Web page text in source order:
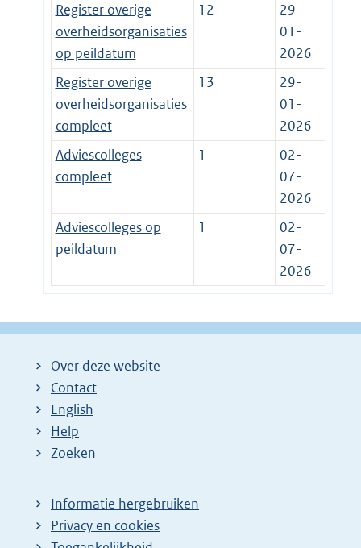
Register overige
overheidsorganisaties
op peildatum
12
29-
01-
2026
Register overige
overheidsorganisaties
compleet
13
29-
01-
2026
Adviescolleges
compleet
1
02-
07-
2026
Adviescolleges op
peildatum
1
02-
07-
2026
Over deze website
Contact
English
Help
Zoeken
Informatie hergebruiken
Privacy en cookies